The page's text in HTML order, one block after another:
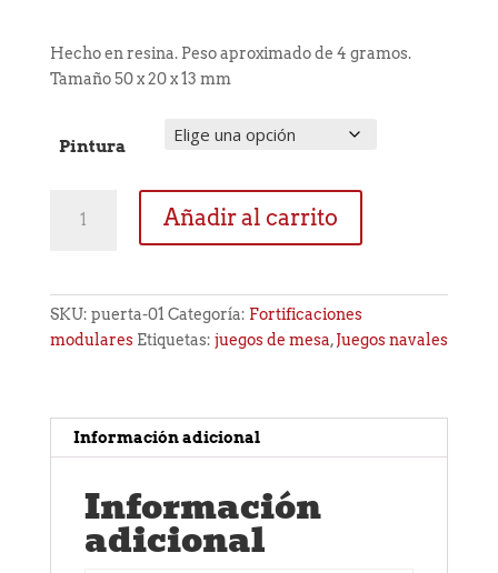
Hecho en resina. Peso aproximado de 4 gramos.
Tamaño 50 x 20 x 13 mm
Pintura
Añadir al carrito
SKU: puerta-01 Categoría: Fortificaciones
modulares Etiquetas: juegos de mesa,Juegos navales
Información adicional
Información
adicional